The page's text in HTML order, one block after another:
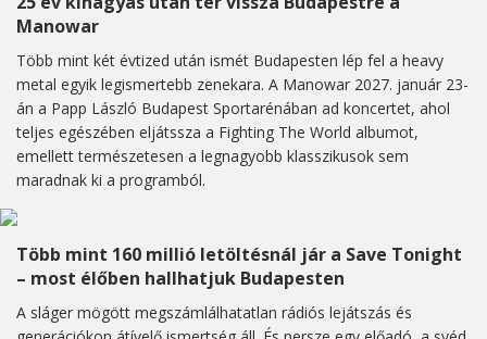
Manowar
Több mint két évtized után ismét Budapesten lép fel a heavy
metal egyik legismertebb zenekara. A Manowar 2027. január 23-
án a Papp László Budapest Sportarénában ad koncertet, ahol
teljes egészében eljátssza a Fighting The World albumot,
emellett természetesen a legnagyobb klasszikusok sem
maradnak ki a programból.
Több mint 160 millió letöltésnál jár a Save Tonight
– most élőben hallhatjuk Budapesten
A sláger mögött megszámlálhatatlan rádiós lejátszás és